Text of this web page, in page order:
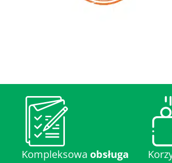
Kompleksowa obsługa